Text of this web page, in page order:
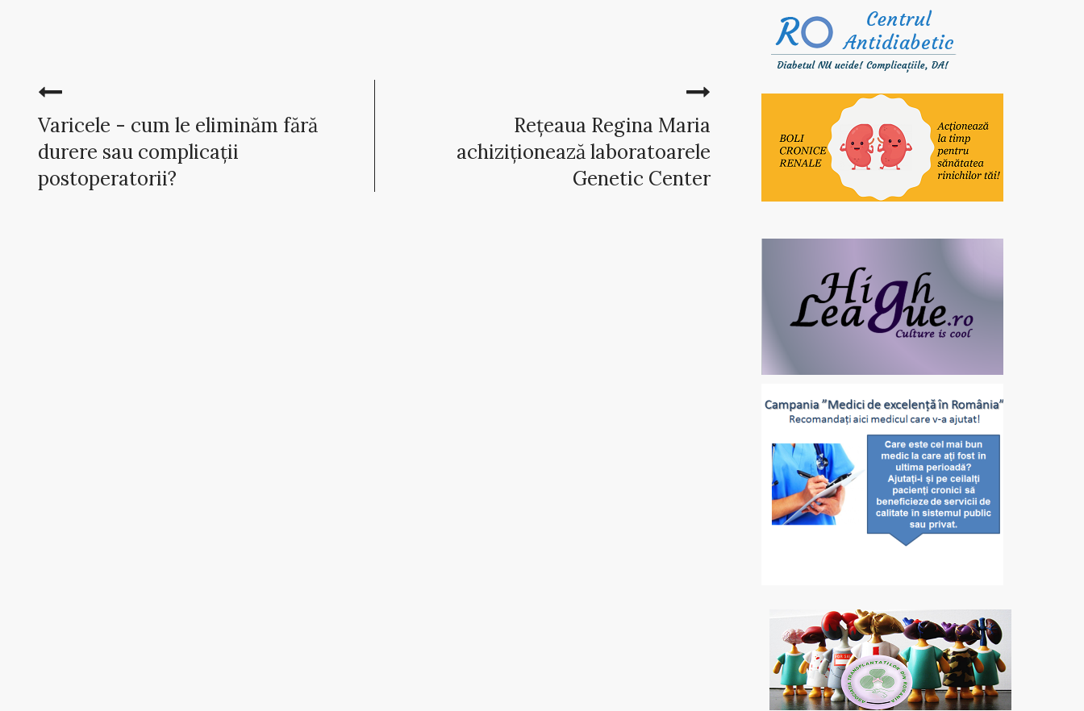
Varicele - cum le eliminăm fără
durere sau complicații
postoperatorii?
Rețeaua Regina Maria
achiziționează laboratoarele
Genetic Center